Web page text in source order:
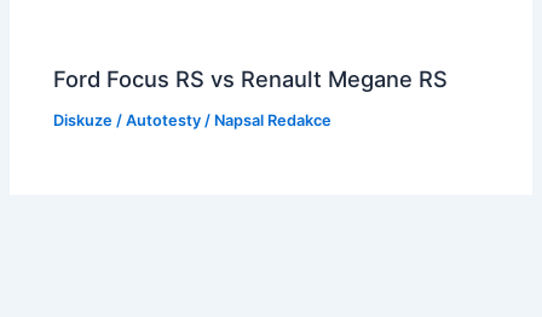
Ford Focus RS vs Renault Megane RS
Diskuze /Autotesty / Napsal Redakce